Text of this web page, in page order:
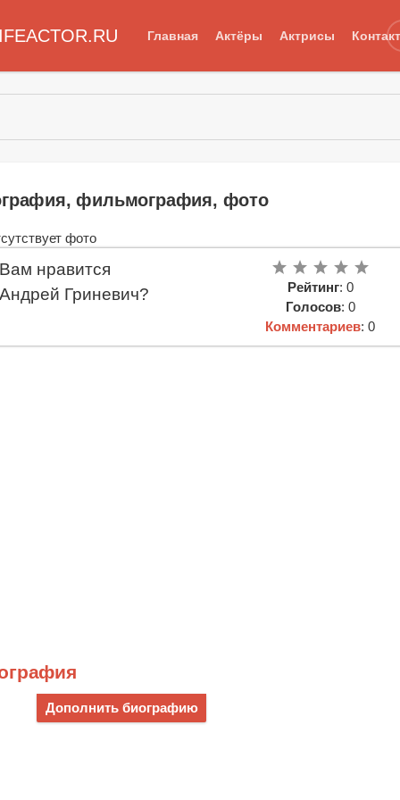
Главная Актёры Актрисы
фильмография, фото
Вам нравится
Андрей Гриневич?
Рейтинг: 0
Голосов: 0
Комментариев: 0
Дополнить биографию